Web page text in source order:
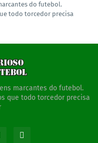
do futebol.
todo torcedor precisa
marcantes do futebol.
que todo torcedor precisa